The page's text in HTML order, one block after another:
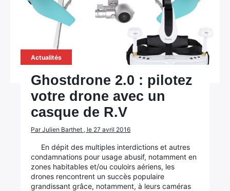
Actualités
Ghostdrone 2.0 : pilotez
votre drone avec un
casque de R.V
Par Julien Barthet , le 27 avril 2016
En dépit des multiples interdictions et autres
condamnations pour usage abusif, notamment en
zones habitables et/ou couloirs aériens, les
drones rencontrent un succès populaire
grandissant grâce, notamment, à leurs caméras